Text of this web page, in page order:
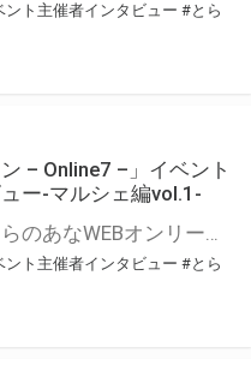
ント主催者インタビュー #とら
– Online7 –」イベント
ー-マルシェ編vol.1-
こんにちは、とらのあなWEBオンリー運営スタッフです。 新たにお届けする、イベント主催者インタビュー-マルシェ編-は、 とらのあなWEBオンリー「マルシェ」をご利用した主催様に 「マルシェ」を使って開催した感想や心がけをお聞きする企画です。 今回は、WEBオンリー開催7回目迎えた「マレシルプラン – Online7 –」より、 主催の玉川うた様にお話を伺いました。 ▼マレシルプランのインタビュー前回記事 「イベント主催者インタビュー vol.6」はこちら 協力：玉川うた様（マレシルプラン実行委員会 代表）／イベント公式Twitter（@mallesil_plan） とらのあなWEBオンリー「マルシェ」とは？ WEBオンリーでリアルタイムでコミュニケーションがとれるオンライン会場です。
ント主催者インタビュー #とら